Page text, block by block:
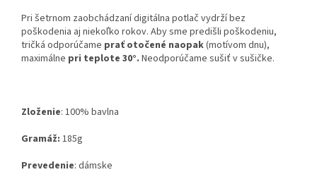
Pri šetrnom zaobchádzaní digitálna potlač vydrží bez
poškodenia aj niekoľko rokov. Aby sme predišli poškodeniu,
tričká odporúčame prať otočené naopak(motívom dnu),
maximálne pri teplote 30°. Neodporúčame sušiť v sušičke.
Zloženie: 100% bavlna
Gramáž: 185g
Prevedenie: dámske